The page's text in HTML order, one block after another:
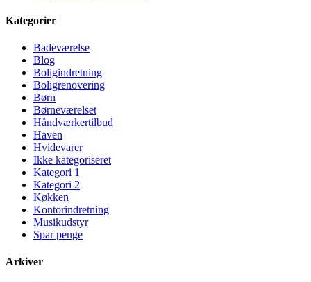
Kategorier
Badeværelse
Blog
Boligindretning
Boligrenovering
Børn
Børneværelset
Håndværkertilbud
Haven
Hvidevarer
Ikke kategoriseret
Kategori 1
Kategori 2
Køkken
Kontorindretning
Musikudstyr
Spar penge
Arkiver